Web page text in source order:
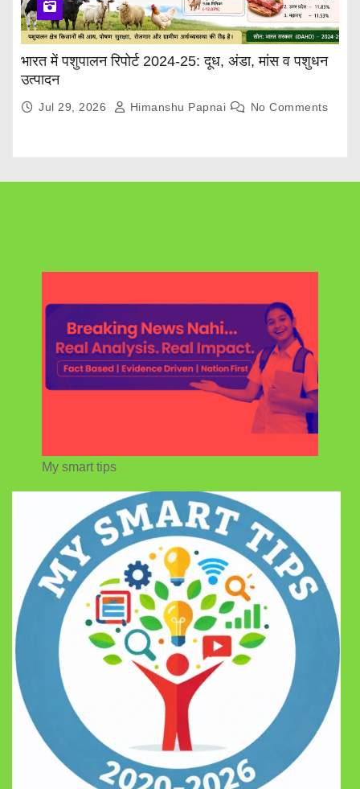
भारत में पशुपालन रिपोर्ट 2024-25: दूध, अंडा, मांस व पशुधन
उत्पादन
Jul 29, 2026 Himanshu Papnai No Comments
My smart tips